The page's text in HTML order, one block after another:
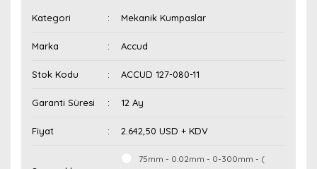
Kategori Mekanik Kumpaslar
Marka Accud
Stok Kodu ACCUD 127-080-11
Garanti Süresi 12 Ay
Fiyat 2.642,50 USD + KDV
75mm - 0.02mm - 0-300mm - (